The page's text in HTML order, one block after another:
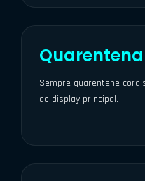
Quarentena
Sempre quarentene
ao display principal.